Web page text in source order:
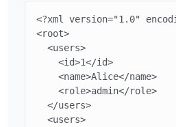
<?xml version="1.0"
<root>
  <users>
    <id>1</id>
    <name>Alice</name>
    <role>admin</role>
  </users>
  <users>